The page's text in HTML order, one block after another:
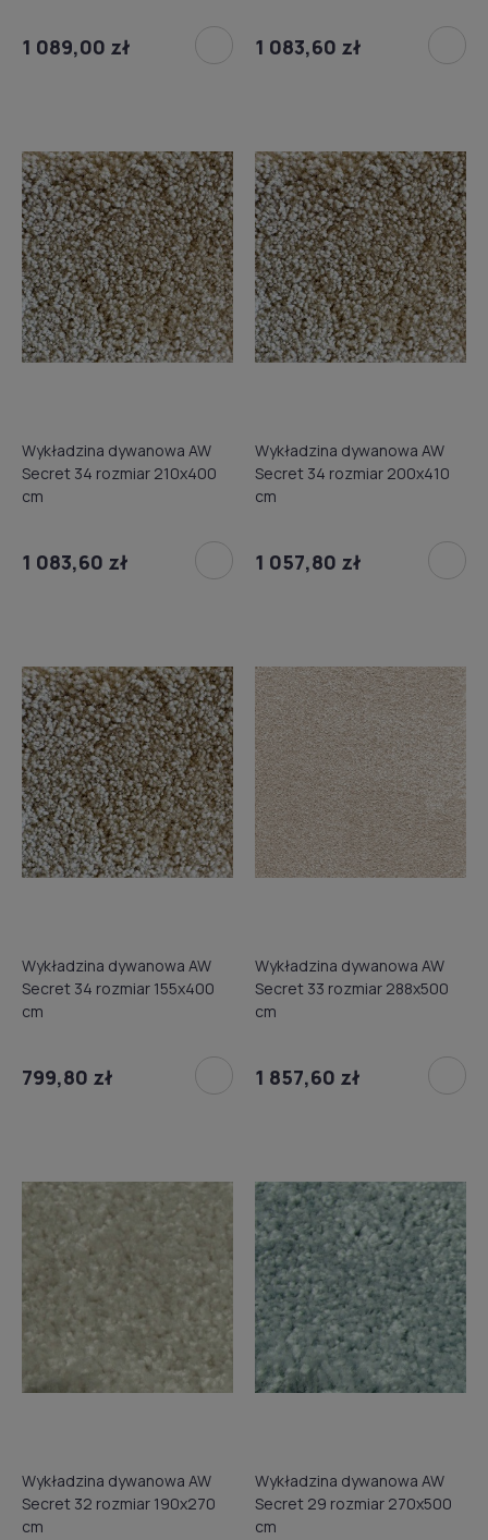
1 089,00 zł 1 083,60 zł
Wykładzina dywanowa AW
Secret 34 rozmiar 210x400
cm
1 083,60 zł
Wykładzina dywanowa AW
Secret 34 rozmiar 200x410
cm
1 057,80 zł
Wykładzina dywanowa AW
Secret 34 rozmiar 155x400
cm
799,80 zł
Wykładzina dywanowa AW
Secret 33 rozmiar 288x500
cm
1 857,60 zł
Wykładzina dywanowa AW
Secret 32 rozmiar 190x270
cm
Wykładzina dywanowa AW
Secret 29 rozmiar 270x500
cm